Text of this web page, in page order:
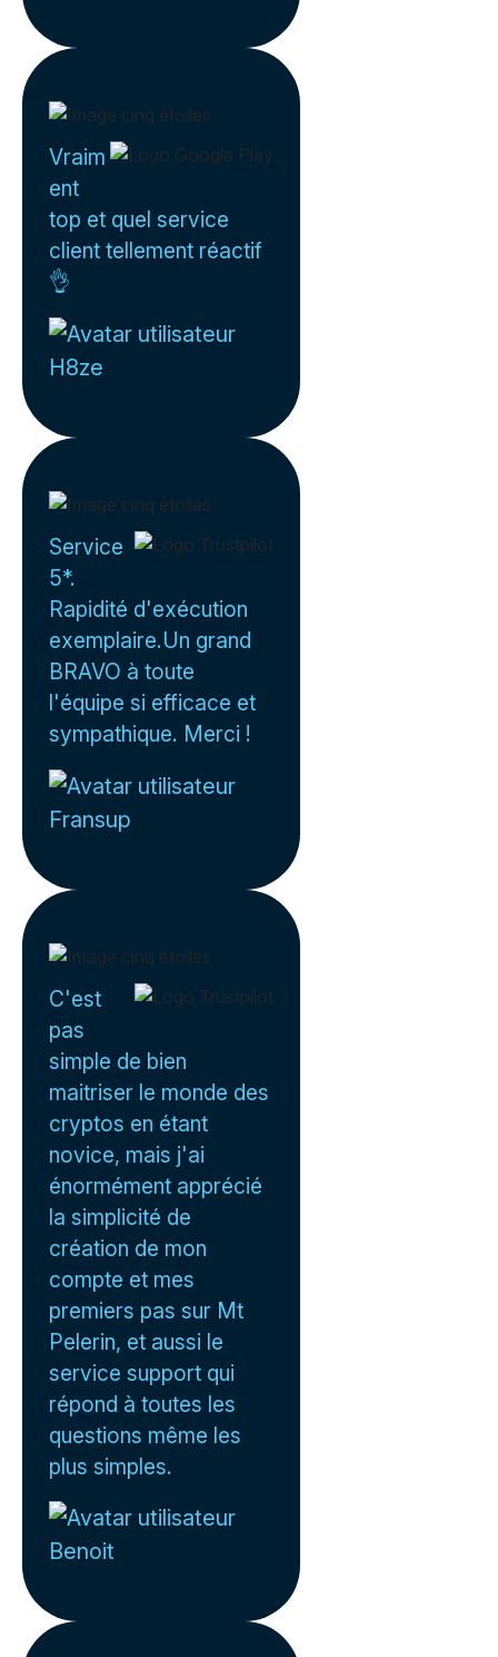
Vraim
ent
top et quel service
client tellement réactif
👌
H8ze
Service
5*.
Rapidité d'exécution
exemplaire.Un grand
BRAVO à toute
l'équipe si efficace et
sympathique. Merci !
Fransup
C'est
pas
simple de bien
maitriser le monde des
cryptos en étant
novice, mais j'ai
énormément apprécié
la simplicité de
création de mon
compte et mes
premiers pas sur Mt
Pelerin, et aussi le
service support qui
répond à toutes les
questions même les
plus simples.
Benoit